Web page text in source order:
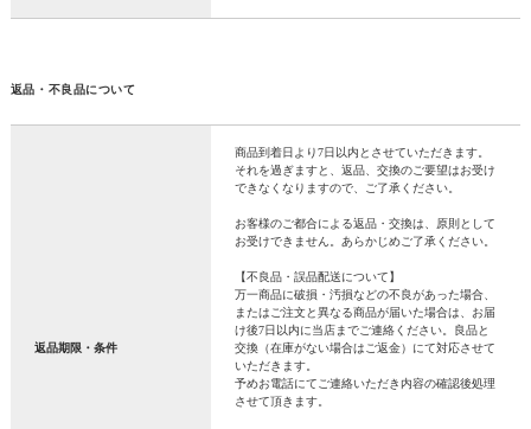
返品・不良品について
返品期限・条件
商品到着日より7日以内とさせていただきます。
それを過ぎますと、返品、交換のご要望はお受け
できなくなりますので、ご了承ください。
お客様のご都合による返品・交換は、原則として
お受けできません。あらかじめご了承ください。
【不良品・誤品配送について】
万一商品に破損・汚損などの不良があった場合、
またはご注文と異なる商品が届いた場合は、お届
け後7日以内に当店までご連絡ください。良品と
交換（在庫がない場合はご返金）にて対応させて
いただきます。
予めお電話にてご連絡いただき内容の確認後処理
させて頂きます。